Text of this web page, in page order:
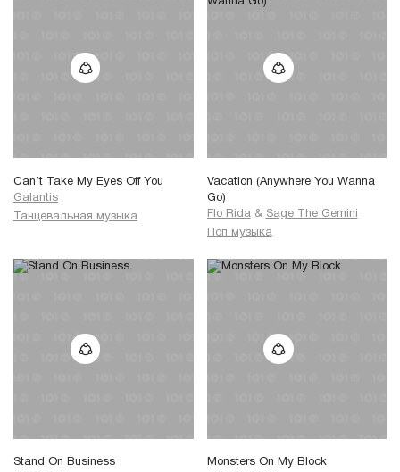
Can’t Take My Eyes Off You
Galantis
Танцевальная музыка
Vacation (Anywhere You Wanna
Go)
Flo Rida & Sage The Gemini
Поп музыка
Stand On Business
Monsters On My Block